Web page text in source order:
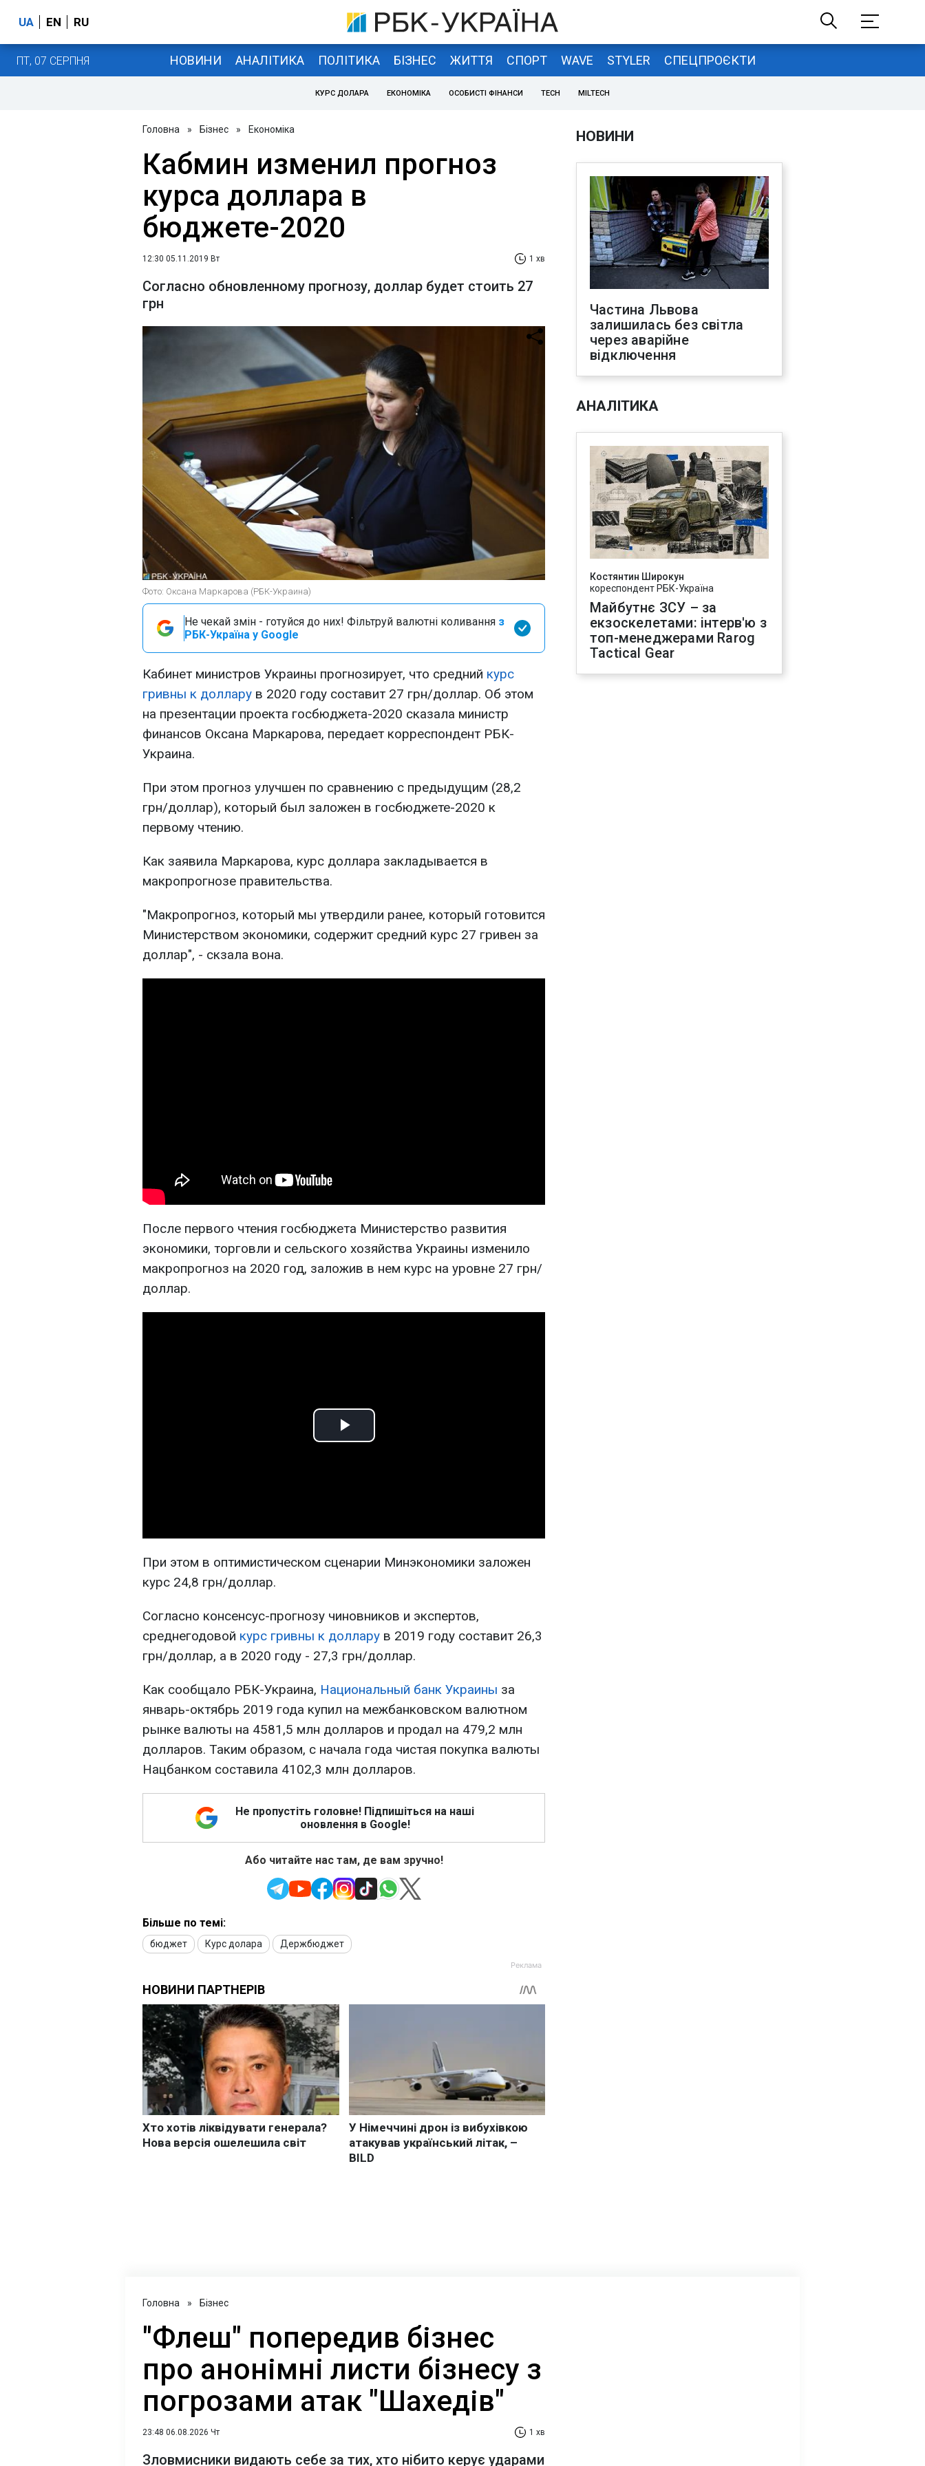
UA EN RU
ПТ, 07 СЕРПНЯ НОВИНИ АНАЛІТИКА ПОЛІТИКА БІЗНЕС ЖИТТЯ СПОРТ WAVE STYLER СПЕЦПРОЄКТИ
КУРС ДОЛАРА ЕКОНОМІКА ОСОБИСТІ ФІНАНСИ TECH MILTECH
Головна » Бізнес » Економіка
Кабмин изменил прогноз
курса доллара в
бюджете-2020
12:30 05.11.2019 Вт 1 хв
Согласно обновленному прогнозу, доллар будет стоить 27
грн
Фото: Оксана Маркарова (РБК-Украина)
Не чекай змін - готуйся до них! Фільтруй валютні коливання з
РБК-Україна у Google
Кабинет министров Украины прогнозирует, что средний курс
гривны к доллару в 2020 году составит 27 грн/доллар. Об этом
на презентации проекта госбюджета-2020 сказала министр
финансов Оксана Маркарова, передает корреспондент РБК-
Украина.
При этом прогноз улучшен по сравнению с предыдущим (28,2
грн/доллар), который был заложен в госбюджете-2020 к
первому чтению.
Как заявила Маркарова, курс доллара закладывается в
макропрогнозе правительства.
"Макропрогноз, который мы утвердили ранее, который готовится
Министерством экономики, содержит средний курс 27 гривен за
доллар", - скзала вона.
После первого чтения госбюджета Министерство развития
экономики, торговли и сельского хозяйства Украины изменило
макропрогноз на 2020 год, заложив в нем курс на уровне 27 грн/
доллар.
Play
При этом в оптимистическом сценарии Минэкономики заложен
курс 24,8 грн/доллар.
Согласно консенсус-прогнозу чиновников и экспертов,
среднегодовой курс гривны к доллару в 2019 году составит 26,3
грн/доллар, а в 2020 году - 27,3 грн/доллар.
Как сообщало РБК-Украина, Национальный банк Украины за
январь-октябрь 2019 года купил на межбанковском валютном
рынке валюты на 4581,5 млн долларов и продал на 479,2 млн
долларов. Таким образом, с начала года чистая покупка валюты
Нацбанком составила 4102,3 млн долларов.
Не пропустіть головне! Підпишіться на наші
оновлення в Google!
Або читайте нас там, де вам зручно!
Більше по темі:
бюджет Курс долара Держбюджет
НОВИНИ
Частина Львова
залишилась без світла
через аварійне
відключення
АНАЛІТИКА
Костянтин Широкун
кореспондент РБК-Україна
Майбутнє ЗСУ – за
екзоскелетами: інтерв'ю з
топ-менеджерами Rarog
Tactical Gear
Головна » Бізнес
"Флеш" попередив бізнес
про анонімні листи бізнесу з
погрозами атак "Шахедів"
23:48 06.08.2026 Чт 1 хв
Зловмисники видають себе за тих, хто нібито керує ударами